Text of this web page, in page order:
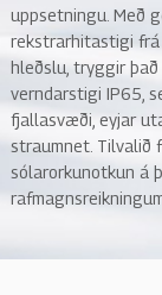
uppsetningu. Með
rekstrarhitastigi
hleðslu, tryggir
verndarstigi IP65,
fjallasvæði, eyjar
straumnet. Tilvalið
sólarorkunotkun á